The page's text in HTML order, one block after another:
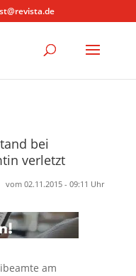
bei
verletzt
vom 02.11.2015 - 09:11 Uhr
am